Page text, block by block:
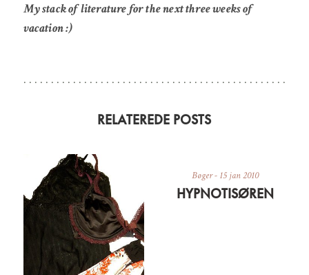
My stack of literature for the next three weeks of
vacation :)
RELATEREDE POSTS
Bøger- 15 jan 2010
HYPNOTISØREN